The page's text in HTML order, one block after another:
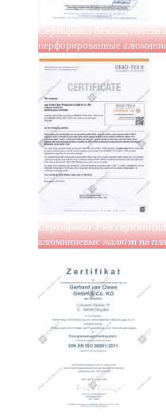
Сертификат безопастности
перфорированные
Сертификат 2 на
алюминиевые жалюзи на